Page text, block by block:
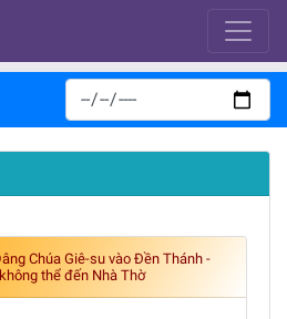
Chúa Giê-su vào Đền Thánh -
thể đến Nhà Thờ